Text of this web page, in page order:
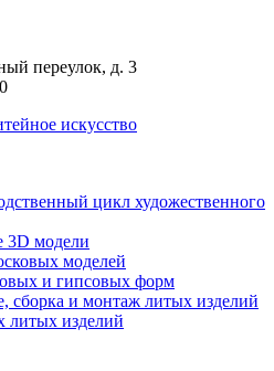
переулок, д. 3
цикл художественного
3D модели
моделей
и гипсовых форм
сборка и монтаж литых изделий
литых изделий